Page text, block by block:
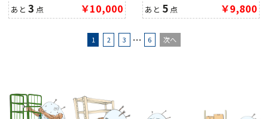
あと3 点 ￥10,000
あと 5 点 ￥9,800
1 2 3 … 6 次へ